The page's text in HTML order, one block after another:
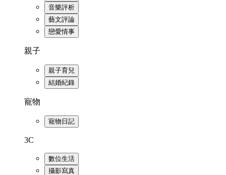
音樂評析
藝文評論
戀愛情事
親子
親子育兒
結婚紀錄
寵物
寵物日記
3C
數位生活
攝影寫真